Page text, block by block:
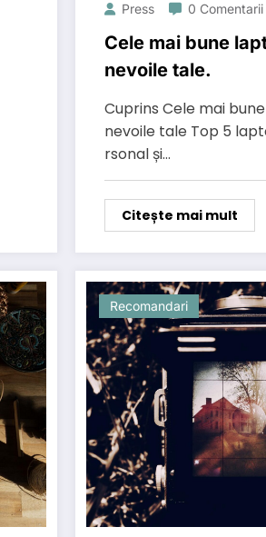
Press 0 Comentarii
Cele mai bune
nevoile tale.
Cuprins Cele mai
nevoile tale Top 5
rsonal și…
Citește mai mult
Recomandari